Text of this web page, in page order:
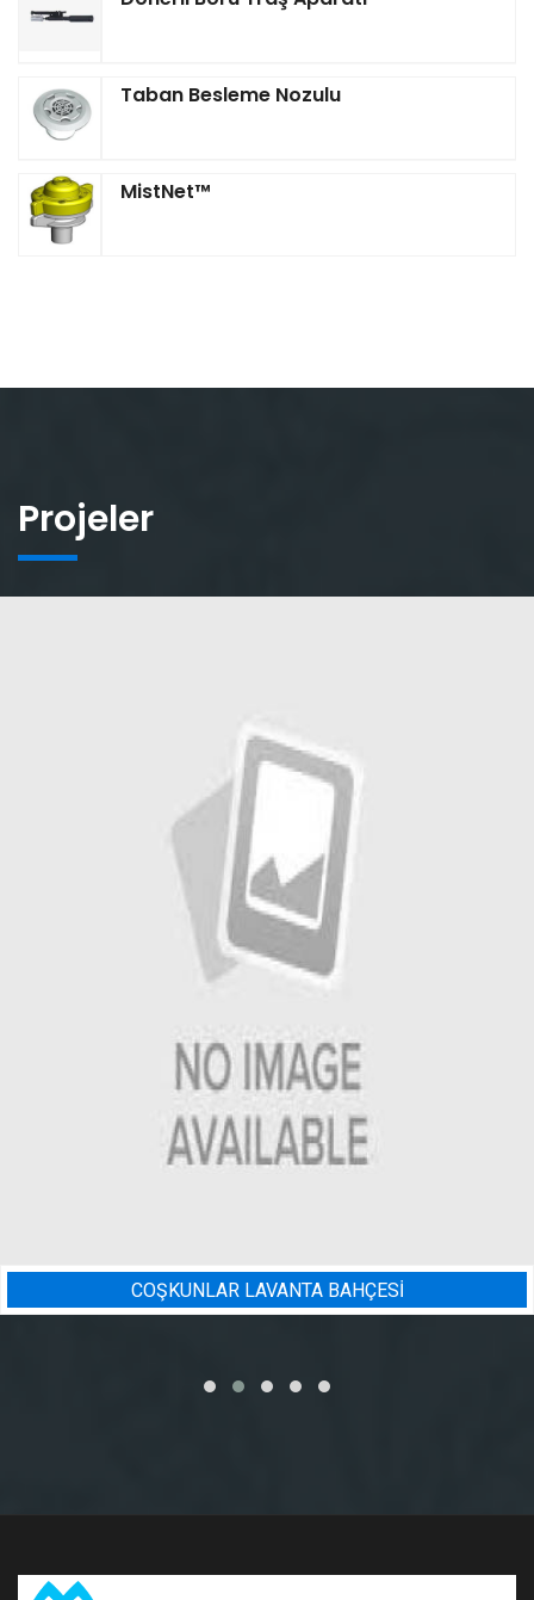
Taban Besleme Nozulu
MistNet™‎
Projeler
BADEM BAHÇESI SULAMA